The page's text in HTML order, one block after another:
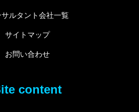
サルタント会社一覧
サイトマップ
お問い合わせ
content